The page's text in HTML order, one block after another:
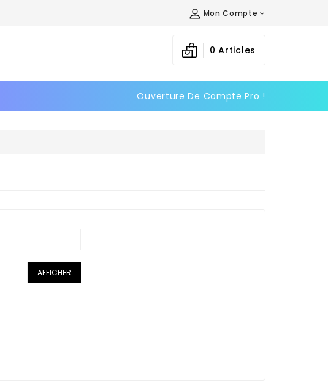
Mon Compte
0 Articles
Ouverture De Compte Pro !
AFFICHER